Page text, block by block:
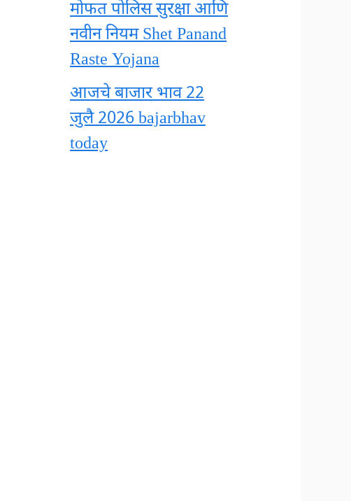
मोफत पोलिस सुरक्षा आणि
नवीन नियम Shet Panand
Raste Yojana
आजचे बाजार भाव 22
जुलै 2026 bajarbhav
today